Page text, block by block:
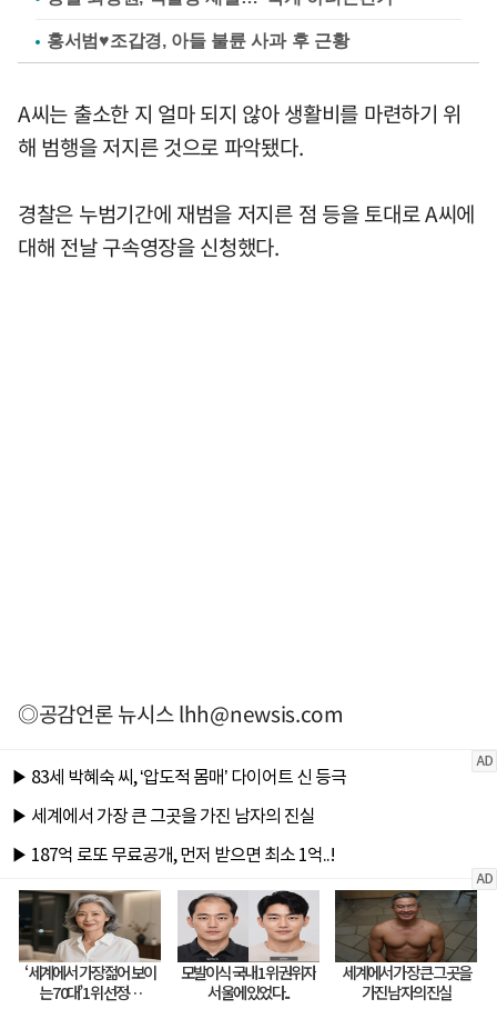
홍서범♥조갑경, 아들 불륜 사과 후 근황
A씨는 출소한 지 얼마 되지 않아 생활비를 마련하기 위
해 범행을 저지른 것으로 파악됐다.
경찰은 누범기간에 재범을 저지른 점 등을 토대로 A씨에
대해 전날 구속영장을 신청했다.
◎공감언론 뉴시스lhh@newsis.com